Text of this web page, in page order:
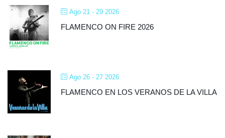
Ago 21 - 29 2026
FLAMENCO ON FIRE 2026
Ago 26 - 27 2026
FLAMENCO EN LOS VERANOS DE LA VILLA